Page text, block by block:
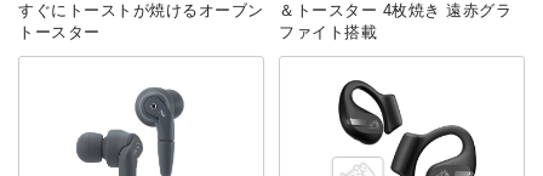
すぐにトーストが焼けるオーブン
トースター
＆トースター 4枚焼き 遠赤グラ
ファイト搭載